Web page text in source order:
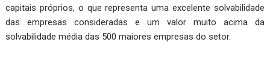
capitais próprios, o que representa uma excelente solvabilidade
das empresas consideradas e um valor muito acima da
solvabilidade média das 500 maiores empresas do setor.